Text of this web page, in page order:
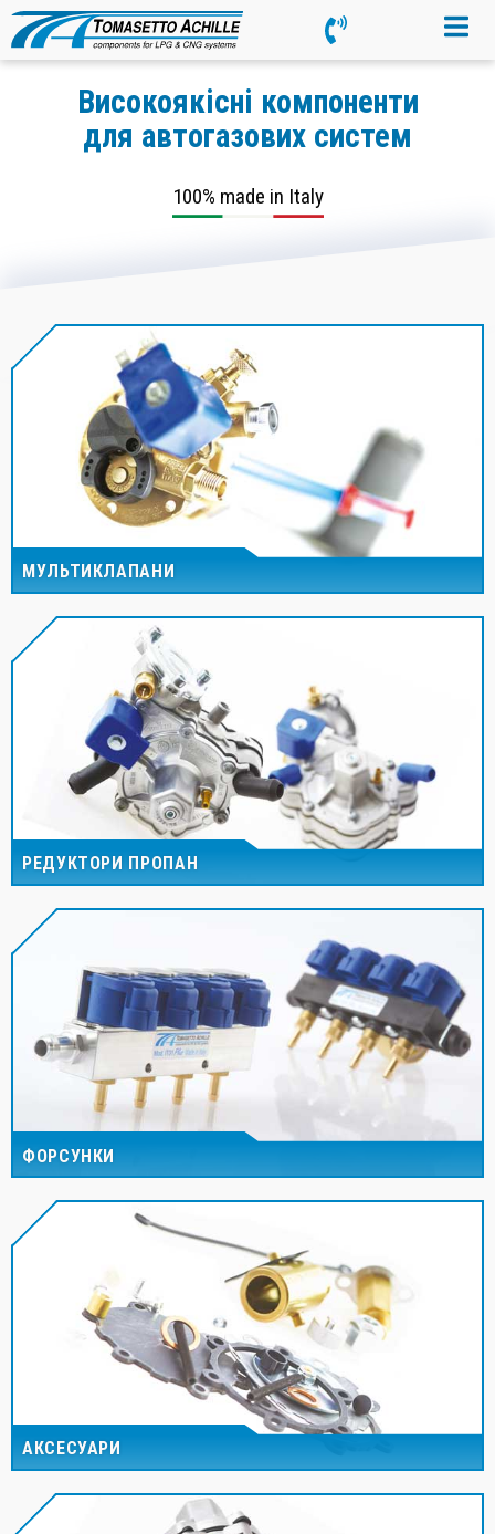
Високоякісні компоненти
для автогазових систем
100% made in Italy
МУЛЬТИКЛАПАНИ
РЕДУКТОРИ ПРОПАН
ФОРСУНКИ
АКСЕСУАРИ